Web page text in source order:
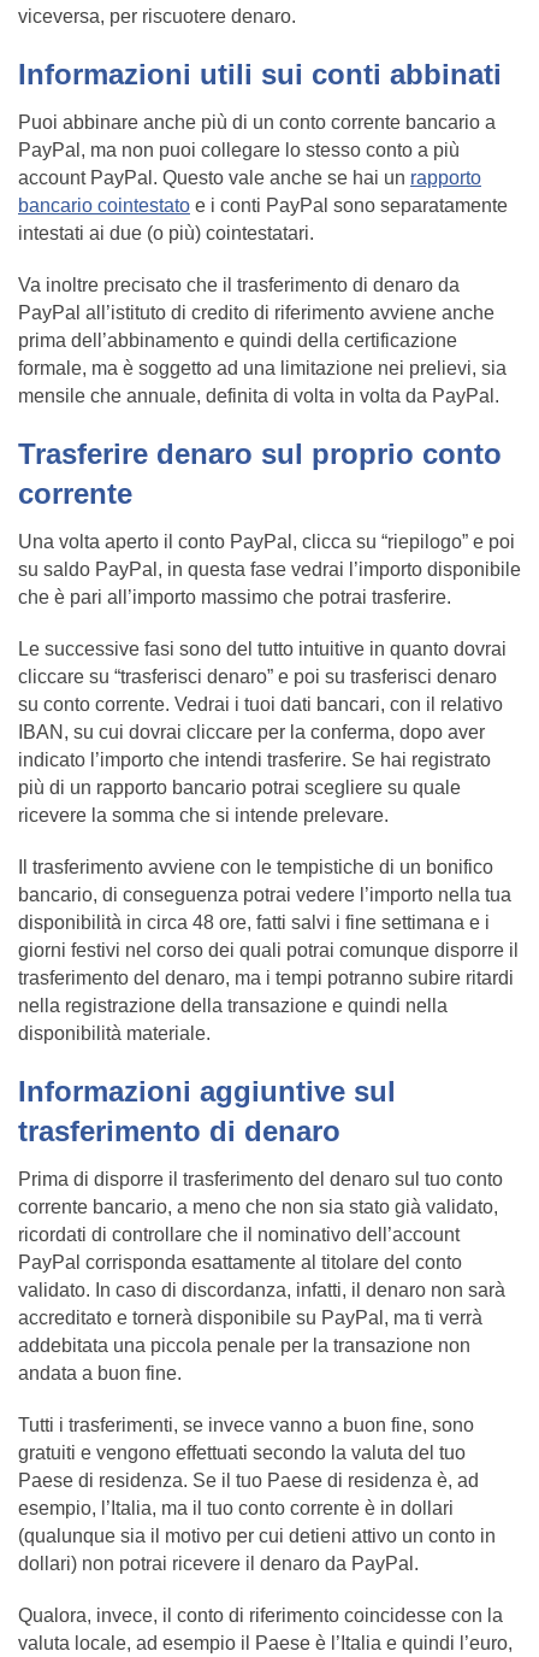
viceversa, per riscuotere denaro.
Informazioni utili sui conti abbinati
Puoi abbinare anche più di un conto corrente bancario a
PayPal, ma non puoi collegare lo stesso conto a più
account PayPal. Questo vale anche se hai un rapporto
bancario cointestato e i conti PayPal sono separatamente
intestati ai due (o più) cointestatari.
Va inoltre precisato che il trasferimento di denaro da
PayPal all’istituto di credito di riferimento avviene anche
prima dell’abbinamento e quindi della certificazione
formale, ma è soggetto ad una limitazione nei prelievi, sia
mensile che annuale, definita di volta in volta da PayPal.
Trasferire denaro sul proprio conto
corrente
Una volta aperto il conto PayPal, clicca su “riepilogo” e poi
su saldo PayPal, in questa fase vedrai l’importo disponibile
che è pari all’importo massimo che potrai trasferire.
Le successive fasi sono del tutto intuitive in quanto dovrai
cliccare su “trasferisci denaro” e poi su trasferisci denaro
su conto corrente. Vedrai i tuoi dati bancari, con il relativo
IBAN, su cui dovrai cliccare per la conferma, dopo aver
indicato l’importo che intendi trasferire. Se hai registrato
più di un rapporto bancario potrai scegliere su quale
ricevere la somma che si intende prelevare.
Il trasferimento avviene con le tempistiche di un bonifico
bancario, di conseguenza potrai vedere l’importo nella tua
disponibilità in circa 48 ore, fatti salvi i fine settimana e i
giorni festivi nel corso dei quali potrai comunque disporre il
trasferimento del denaro, ma i tempi potranno subire ritardi
nella registrazione della transazione e quindi nella
disponibilità materiale.
Informazioni aggiuntive sul
trasferimento di denaro
Prima di disporre il trasferimento del denaro sul tuo conto
corrente bancario, a meno che non sia stato già validato,
ricordati di controllare che il nominativo dell’account
PayPal corrisponda esattamente al titolare del conto
validato. In caso di discordanza, infatti, il denaro non sarà
accreditato e tornerà disponibile su PayPal, ma ti verrà
addebitata una piccola penale per la transazione non
andata a buon fine.
Tutti i trasferimenti, se invece vanno a buon fine, sono
gratuiti e vengono effettuati secondo la valuta del tuo
Paese di residenza. Se il tuo Paese di residenza è, ad
esempio, l’Italia, ma il tuo conto corrente è in dollari
(qualunque sia il motivo per cui detieni attivo un conto in
dollari) non potrai ricevere il denaro da PayPal.
Qualora, invece, il conto di riferimento coincidesse con la
valuta locale, ad esempio il Paese è l’Italia e quindi l’euro,